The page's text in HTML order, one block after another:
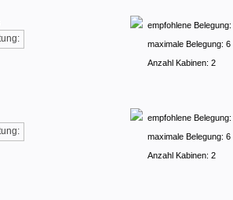
empfohlene
maximale Belegung:
Anzahl Kabinen: 2
empfohlene
maximale Belegung:
Anzahl Kabinen: 2